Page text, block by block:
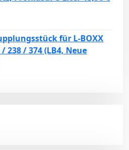
für L-BOXX
/ 238 / 374 (LB4, Neue